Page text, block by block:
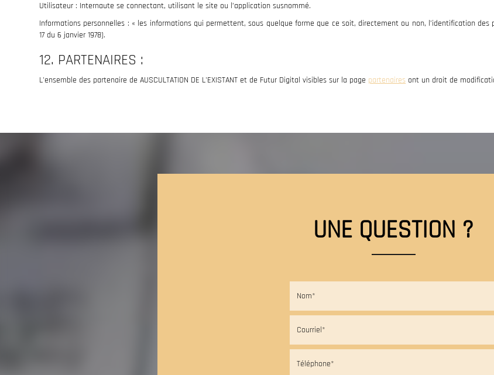
Utilisateur : Internaute se connectant, utilisant le site ou l’application susnommé.
Informations personnelles : « les informations qui permettent, sous quelque forme que ce soit, directement ou non, l’identification des
17 du 6 janvier 1978).
12. PARTENAIRES :
L'ensemble des partenaire de AUSCULTATION DE L'EXISTANT et de Futur Digital visibles sur la page partenaires ont un droit de
UNE QUESTION ?